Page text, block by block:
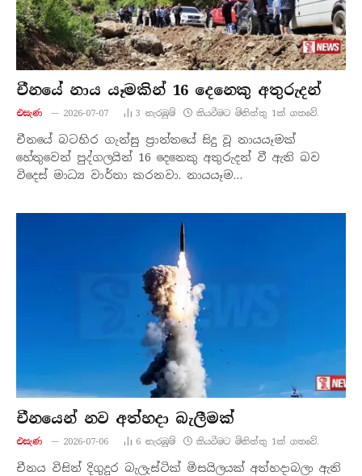
චීනයේ නාය යෑමකින් 16 දෙනෙකු අතුරුදන්
එසැණ 2026-07-07 3 නැරඹු​ම් කියවීමට මිනිත්තු 1ක් ගතවේ.
චීනයේ බටහිර ගැන්සු ප්‍රාන්තයේ සිදු වූ නායයෑමක්
හේතුවෙන් පුද්ගලයින් 16 දෙනෙකු අතුරුදන් වී ඇති බව
විදෙස් මාධ්‍ය වාර්තා කරනවා. නායයෑම…
චීනයෙන් නව අත්හදා බැලීමක්
එසැණ 2026-07-06 6 නැරඹු​ම් කියවීමට මිනිත්තු 1ක් ගතවේ.
චීනය විසින් දිගුදුර බැලැස්ටික් මිසයිලයක් අත්හදාබලා ඇති